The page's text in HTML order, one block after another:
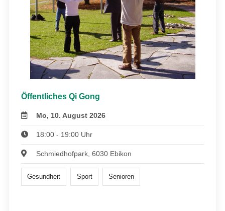
Öffentliches Qi Gong
Mo, 10. August 2026
18:00 - 19:00 Uhr
Schmiedhofpark, 6030 Ebikon
Gesundheit Sport Senioren